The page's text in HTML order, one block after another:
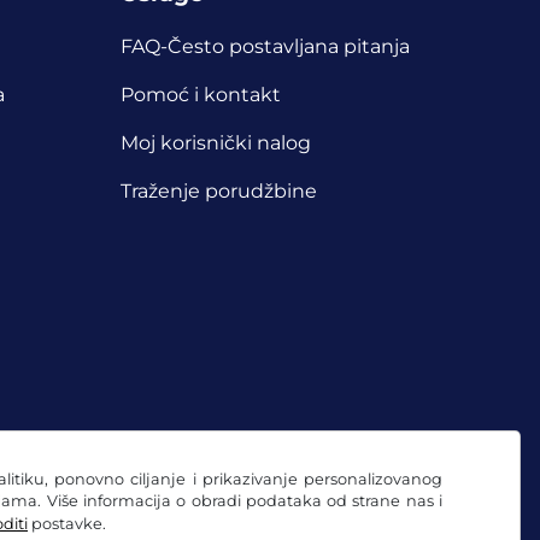
ponovno ciljanje i prikazivanje personalizovanog
Više informacija o obradi podataka od strane nas i
postavke.
FAQ-Često postavljana pitanja
Pomoć i kontakt
Moj korisnički nalog
Traženje porudžbine